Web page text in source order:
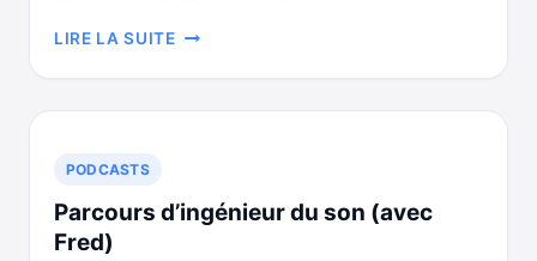
LIRE LA SUITELE
ET
PLASTICIEN
PODCASTS
Parcours d’ingénieur du son (avec
Fred)